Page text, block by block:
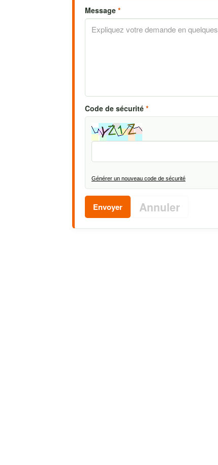
Message *
Code de sécurité *
Générer un nouveau code de sécurité